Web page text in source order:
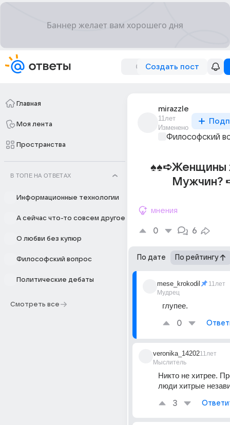
Создать пост
Главная
Моя лента
Пространства
В ТОПЕ НА ОТВЕТАХ
Информационные технологии
А сейчас что-то совсем другое
О любви без купюр
Философский вопрос
Политические дебаты
Смотреть все
mirazzle
11лет
Изменено
Философский
♠♠➪Женщины
Мужчин?
мнения
0 6
По дате По рейтингу
mese_krokodil
Мудрец
11лет
глупее.
0
veronika_14202
Мыслитель
11лет
Никто не хитрее.
люди хитрые
3